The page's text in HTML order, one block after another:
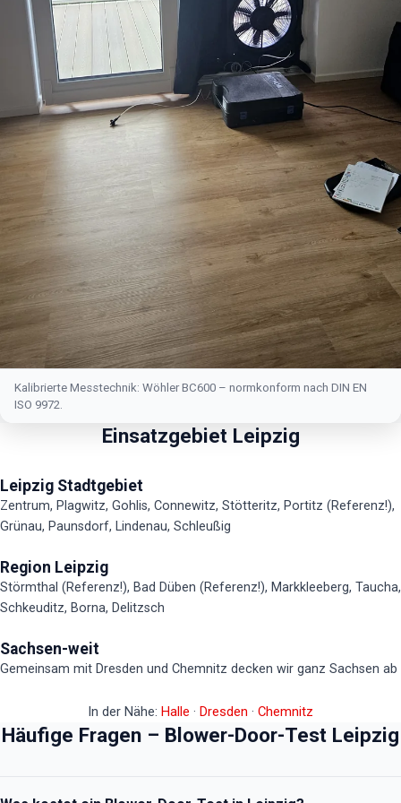
Kalibrierte Messtechnik: Wöhler BC600 – normkonform nach DIN EN
ISO 9972.
Einsatzgebiet Leipzig
Leipzig Stadtgebiet
Zentrum, Plagwitz, Gohlis, Connewitz, Stötteritz, Portitz (Referenz!),
Grünau, Paunsdorf, Lindenau, Schleußig
Region Leipzig
Störmthal (Referenz!), Bad Düben (Referenz!), Markkleeberg, Taucha,
Schkeuditz, Borna, Delitzsch
Sachsen-weit
Gemeinsam mit Dresden und Chemnitz decken wir ganz Sachsen ab
In der Nähe: Halle · Dresden · Chemnitz
Häufige Fragen – Blower-Door-Test Leipzig